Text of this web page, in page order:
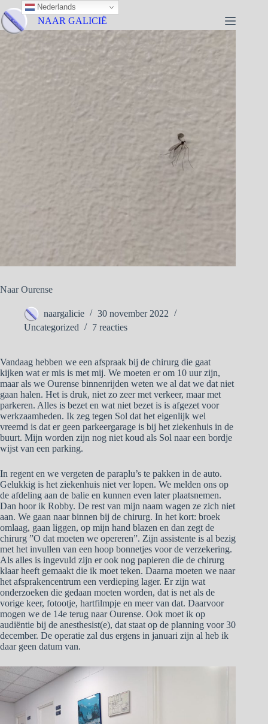
NAAR GALICIË
Naar Ourense
naargalicie
30 november 2022
Uncategorized
7 reacties
Vandaag hebben we een afspraak bij de chirurg die gaat
kijken wat er mis is met mij. We moeten er om 10 uur zijn,
maar als we Ourense binnenrijden weten we al dat we dat niet
gaan halen. Het is druk, niet zo zeer met verkeer, maar met
parkeren. Alles is bezet en wat niet bezet is is afgezet voor
werkzaamheden. Ik zeg tegen Sol dat het eigenlijk wel
vreemd is dat er geen parkeergarage is bij het ziekenhuis in de
buurt. Mijn worden zijn nog niet koud als Sol naar een bordje
wijst van een parking.
In regent en we vergeten de paraplu’s te pakken in de auto.
Gelukkig is het ziekenhuis niet ver lopen. We melden ons op
de afdeling aan de balie en kunnen even later plaatsnemen.
Dan hoor ik Robby. De rest van mijn naam wagen ze zich niet
aan. We gaan naar binnen bij de chirurg. In het kort: broek
omlaag, gaan liggen, op mijn hand blazen en dan zegt de
chirurg ”O dat moeten we opereren”. Zijn assistente is al bezig
met het invullen van een hoop bonnetjes voor de verzekering.
Als alles is ingevuld zijn er ook nog papieren die de chirurg
klaar heeft gemaakt die ik moet teken. Daarna moeten we naar
het afsprakencentrum een verdieping lager. Er zijn wat
onderzoeken die gedaan moeten worden, dat is net als de
vorige keer, fotootje, hartfilmpje en meer van dat. Daarvoor
mogen we de 14e terug naar Ourense. Ook moet ik op
audiëntie bij de anesthesist(e), dat staat op de planning voor 30
december. De operatie zal dus ergens in januari zijn al heb ik
daar geen datum van.
Nederlands